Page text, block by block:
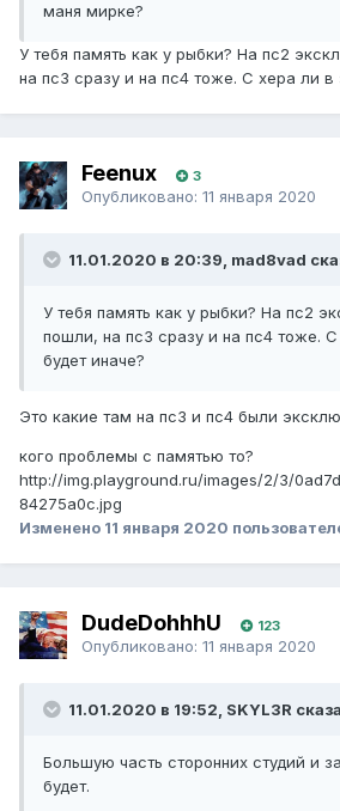
маня мирке?
У тебя память как у рыбки? На пс2
на пс3 сразу и на пс4 тоже. С хера ли в
Feenux 3
Опубликовано: 11 января 2020
11.01.2020 в 20:39, mad8vad
У тебя память как у рыбки? На пс2
пошли, на пс3 сразу и на пс4 тоже. С
будет иначе?
Это какие там на пс3 и пс4 были
кого проблемы с памятью то?
http://img.playground.ru/images/2/3/
84275a0c.jpg
Изменено 11 января 2020
DudeDohhhU 123
Опубликовано: 11 января 2020
11.01.2020 в 19:52, SKYL3R
Большую часть сторонних студий и
будет.